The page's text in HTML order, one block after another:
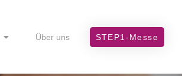
Über uns STEP1-Messe